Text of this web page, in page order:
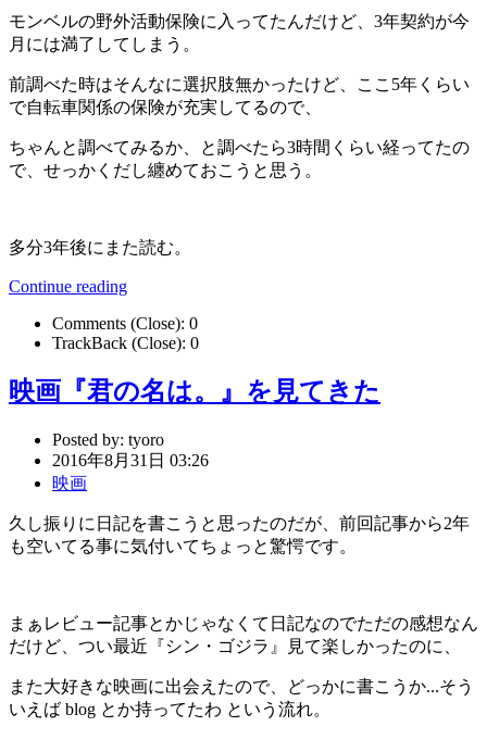
モンベルの野外活動保険に入ってたんだけど、3年契約が今
月には満了してしまう。
前調べた時はそんなに選択肢無かったけど、ここ5年くらい
で自転車関係の保険が充実してるので、
ちゃんと調べてみるか、と調べたら3時間くらい経ってたの
で、せっかくだし纏めておこうと思う。
多分3年後にまた読む。
Continue reading
Comments (Close): 0
TrackBack (Close): 0
映画『君の名は。』を見てきた
Posted by: tyoro
2016年8月31日 03:26
映画
久し振りに日記を書こうと思ったのだが、前回記事から2年
も空いてる事に気付いてちょっと驚愕です。
まぁレビュー記事とかじゃなくて日記なのでただの感想なん
だけど、つい最近『シン・ゴジラ』見て楽しかったのに、
また大好きな映画に出会えたので、どっかに書こうか...そう
いえば blog とか持ってたわ という流れ。